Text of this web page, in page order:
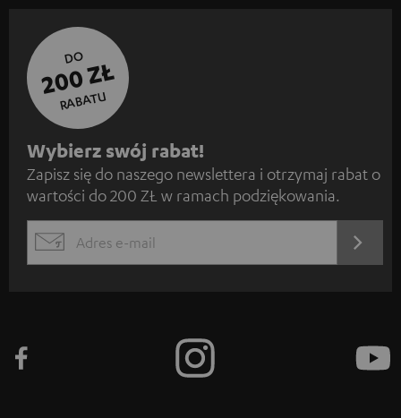
DO
200 ZŁ
RABATU
Z
a
p
s
ę
Wybierz swój rabat!
Zapisz się do naszego newslettera i otrzymaj rabat o
wartości do 200 ZŁ w ramach podziękowania.
EMAIL